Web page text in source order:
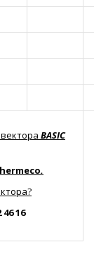
BASIC
.
46 16